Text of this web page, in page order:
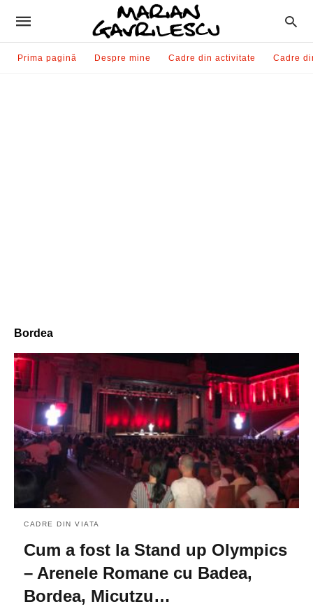
Prima pagină Despre mine Cadre din activitate Cadre
Bordea
CADRE DIN VIATA
Cum a fost la Stand up Olympics
– Arenele Romane cu Badea,
Bordea, Micutzu…